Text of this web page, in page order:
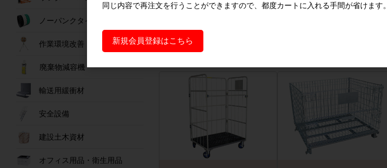
買取製品例
ノーパンクタイヤ
作業環境改善
廃棄物減容機
輸送用緩衝材
安全設備
建設土木資材
オフィス用品・衛生用品
同じ内容で再注文を行うことができますので、都度カートに入れる手間が省けます。
新規会員登録はこちら